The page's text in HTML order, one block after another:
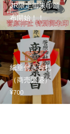
JR限定御朱印頒
布開始！！
紙垂付きお札
（商売繁盛）
¥700